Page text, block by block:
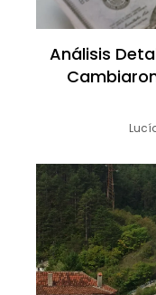
Análisis